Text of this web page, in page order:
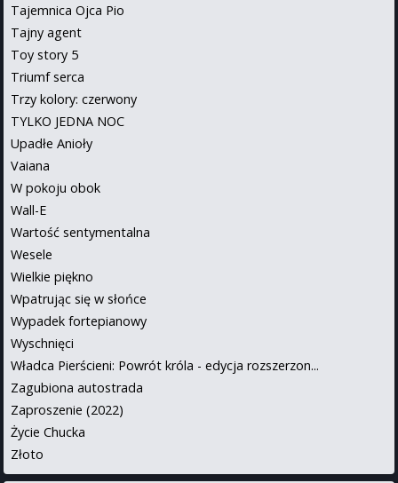
Tajemnica Ojca Pio
Tajny agent
Toy story 5
Triumf serca
Trzy kolory: czerwony
TYLKO JEDNA NOC
Upadłe Anioły
Vaiana
W pokoju obok
Wall-E
Wartość sentymentalna
Wesele
Wielkie piękno
Wpatrując się w słońce
Wypadek fortepianowy
Wyschnięci
Władca Pierścieni: Powrót króla - edycja rozszerzon...
Zagubiona autostrada
Zaproszenie (2022)
Życie Chucka
Złoto